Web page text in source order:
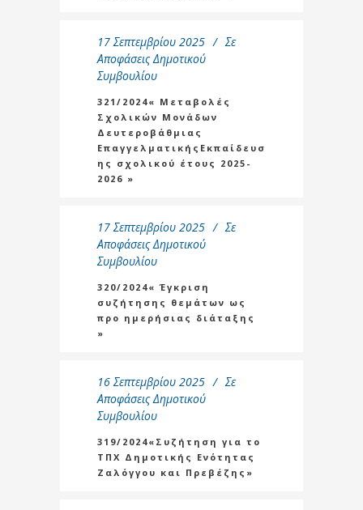
17 Σεπτεμβρίου 2025
Σε
Αποφάσεις Δημοτικού
Συμβουλίου
321/2024« Μεταβολές
Σχολικών Μονάδων
Δευτεροβάθμιας
ΕπαγγελματικήςΕκπαίδευσ
ης σχολικού έτους 2025-
2026 »
17 Σεπτεμβρίου 2025
Σε
Αποφάσεις Δημοτικού
Συμβουλίου
320/2024« Έγκριση
συζήτησης θεμάτων ως
προ ημερήσιας διάταξης
»
16 Σεπτεμβρίου 2025
Σε
Αποφάσεις Δημοτικού
Συμβουλίου
319/2024«Συζήτηση για το
ΤΠΧ Δημοτικής Ενότητας
Ζαλόγγου και Πρεβέζης»